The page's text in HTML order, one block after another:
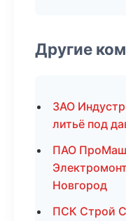
Другие
ЗАО
литьё под
ПАО ПроМаш
Новгород
ПСК Строй